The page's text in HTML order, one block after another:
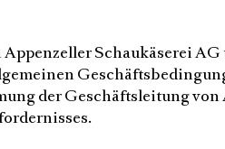
Schaukäserei
der Geschäftsleitung